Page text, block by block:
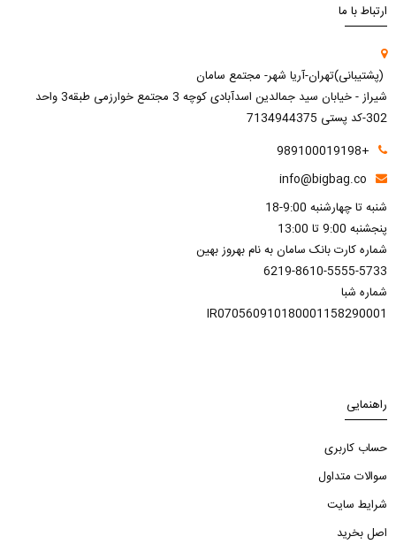
ارتباط با ما
(پشتیبانی)تهران-آریا شهر- مجتمع سامان
شیراز - خیابان سید جمالدین اسدآبادی کوچه 3 مجتمع خوارزمی طبقه3 واحد
302-کد پستی 7134944375
+989100019198
info@bigbag.co
شنبه تا چهارشنبه 9:00-18
پنجشنبه 9:00 تا 13:00
شماره کارت بانک سامان به نام بهروز بهین
6219-8610-5555-5733
شماره شبا
IR070560910180001158290001
راهنمایی
حساب کاربری
سوالات متداول
شرایط سایت
اصل بخرید